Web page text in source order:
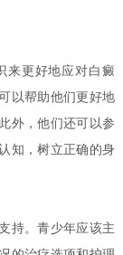
更好地应对白癜
以帮助他们更好地
外，他们还可以参
知，树立正确的身
持。青少年应该主